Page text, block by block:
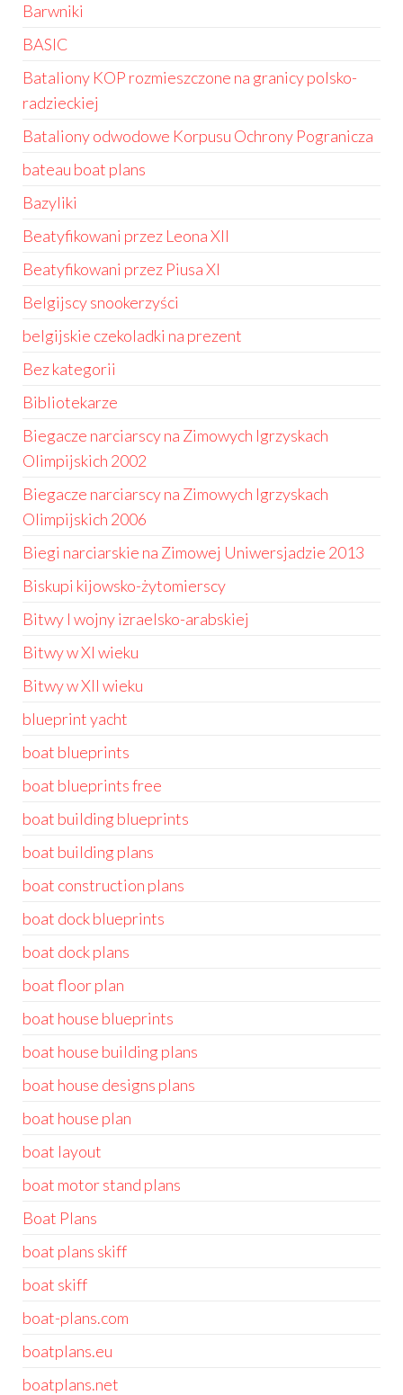
Barwniki
BASIC
Bataliony KOP rozmieszczone na granicy polsko-
radzieckiej
Bataliony odwodowe Korpusu Ochrony Pogranicza
bateau boat plans
Bazyliki
Beatyfikowani przez Leona XII
Beatyfikowani przez Piusa XI
Belgijscy snookerzyści
belgijskie czekoladki na prezent
Bez kategorii
Bibliotekarze
Biegacze narciarscy na Zimowych Igrzyskach
Olimpijskich 2002
Biegacze narciarscy na Zimowych Igrzyskach
Olimpijskich 2006
Biegi narciarskie na Zimowej Uniwersjadzie 2013
Biskupi kijowsko-żytomierscy
Bitwy I wojny izraelsko-arabskiej
Bitwy w XI wieku
Bitwy w XII wieku
blueprint yacht
boat blueprints
boat blueprints free
boat building blueprints
boat building plans
boat construction plans
boat dock blueprints
boat dock plans
boat floor plan
boat house blueprints
boat house building plans
boat house designs plans
boat house plan
boat layout
boat motor stand plans
Boat Plans
boat plans skiff
boat skiff
boat-plans.com
boatplans.eu
boatplans.net